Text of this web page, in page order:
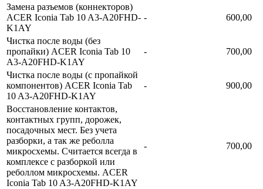
Замена разъемов (коннекторов)
ACER Iconia Tab 10 A3-A20FHD-
K1AY
- 600,00
Чистка после воды (без
пропайки) ACER Iconia Tab 10
A3-A20FHD-K1AY
- 700,00
Чистка после воды (с пропайкой
компонентов) ACER Iconia Tab
10 A3-A20FHD-K1AY
- 900,00
Восстановление контактов,
контактных групп, дорожек,
посадочных мест. Без учета
разборки, а так же реболла
микросхемы. Считается всегда в
комплексе с разборкой или
реболлом микросхемы. ACER
Iconia Tab 10 A3-A20FHD-K1AY
- 700,00